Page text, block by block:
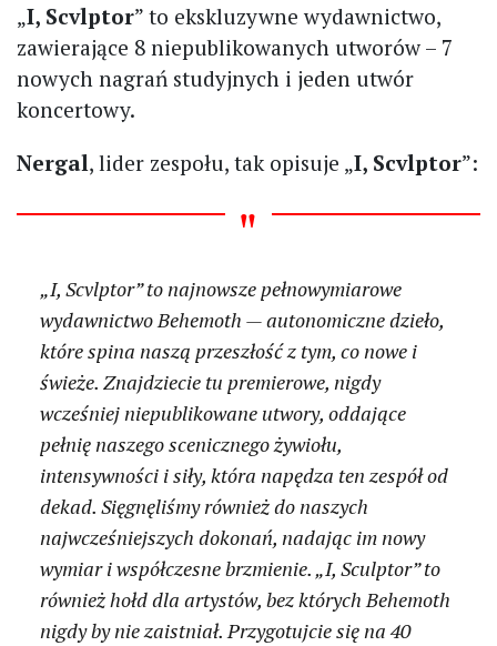
„I, Scvlptor” to ekskluzywne wydawnictwo,
zawierające 8 niepublikowanych utworów – 7
nowych nagrań studyjnych i jeden utwór
koncertowy.
Nergal, lider zespołu, tak opisuje „I, Scvlptor”:
„I, Scvlptor” to najnowsze pełnowymiarowe
wydawnictwo Behemoth — autonomiczne dzieło,
które spina naszą przeszłość z tym, co nowe i
świeże. Znajdziecie tu premierowe, nigdy
wcześniej niepublikowane utwory, oddające
pełnię naszego scenicznego żywiołu,
intensywności i siły, która napędza ten zespół od
dekad. Sięgnęliśmy również do naszych
najwcześniejszych dokonań, nadając im nowy
wymiar i współczesne brzmienie. „I, Sculptor” to
również hołd dla artystów, bez których Behemoth
nigdy by nie zaistniał. Przygotujcie się na 40